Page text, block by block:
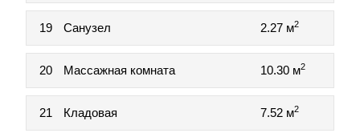
19 Санузел 2.27 м2
20 Массажная комната 10.30 м2
21 Кладовая 7.52 м2